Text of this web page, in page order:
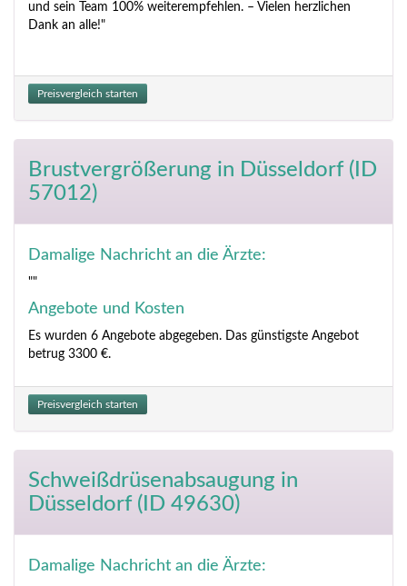
und sein Team 100% weiterempfehlen. – Vielen herzlichen
Dank an alle!"
Preisvergleich starten
Brustvergrößerung in Düsseldorf (ID
57012)
Damalige Nachricht an die Ärzte:
""
Angebote und Kosten
Es wurden 6 Angebote abgegeben. Das günstigste Angebot
betrug 3300 €.
Preisvergleich starten
Schweißdrüsenabsaugung in
Düsseldorf (ID 49630)
Damalige Nachricht an die Ärzte: